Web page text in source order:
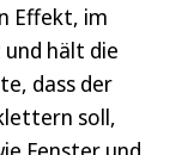
Effekt, im
hält die
dass der
soll,